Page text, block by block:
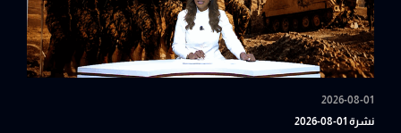
2026-08-01
نشرة 01-08-2026